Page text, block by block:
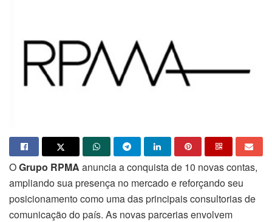
OGrupo RPMA anuncia a conquista de 10 novas contas,
ampliando sua presença no mercado e reforçando seu
posicionamento como uma das principais consultorias de
comunicação do país. As novas parcerias envolvem